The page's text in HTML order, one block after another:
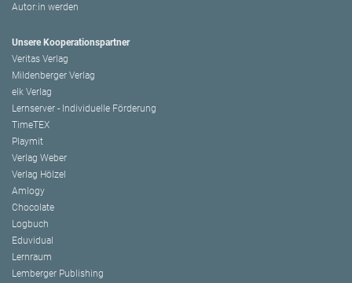
Autor:in werden
Unsere Kooperationspartner
Veritas Verlag
Mildenberger Verlag
elk Verlag
Lernserver - Individuelle Förderung
TimeTEX
Playmit
Verlag Weber
Verlag Hölzel
Amlogy
Chocolate
Logbuch
Eduvidual
Lernraum
Lemberger Publishing